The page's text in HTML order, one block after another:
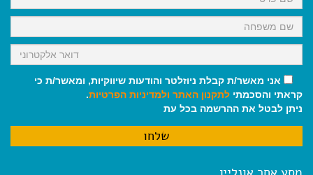
אני מאשר/ת קבלת ניוזלטר והודעות שיווקיות, ומאשר/ת כי
קראתי והסכמתי לתקנון האתר ולמדיניות הפרטיות.
ניתן לבטל את ההרשמה בכל עת